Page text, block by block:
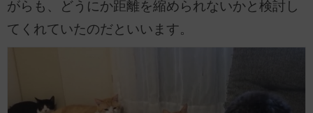
がらも、どうにか距離を縮められないかと検討し
てくれていたのだといいます。